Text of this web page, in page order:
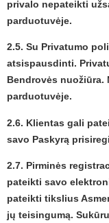
privalo nepateikti
parduotuvėje.
2.5. Su Privatumo
atsispausdinti.
Bendrovės nuožiūra.
parduotuvėje.
2.6. Klientas gali
savo Paskyrą
2.7. Pirminės
pateikti savo
pateikti tikslius
jų teisingumą.